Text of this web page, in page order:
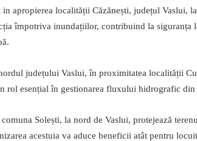
in apropierea localității Căzănești, județul Vaslui,
împotriva inundațiilor, contribuind la siguranța
județului Vaslui, în proximitatea localității
rol esențial în gestionarea fluxului hidrografic din
Solești, la nord de Vaslui, protejează
acestuia va aduce beneficii atât pentru